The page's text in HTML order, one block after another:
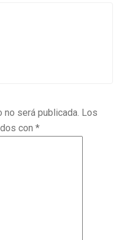
será publicada. Los
con *